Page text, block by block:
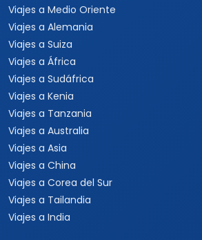
Viajes a Medio Oriente
Viajes a Alemania
Viajes a Suiza
Viajes a África
Viajes a Sudáfrica
Viajes a Kenia
Viajes a Tanzania
Viajes a Australia
Viajes a Asia
Viajes a China
Viajes a Corea del Sur
Viajes a Tailandia
Viajes a India